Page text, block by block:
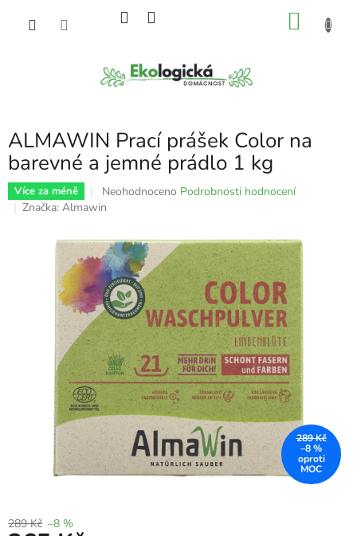
ALMAWIN Prací prášek Color na
barevné a jemné prádlo 1 kg
Více za méně
Průměrné
hodnocení
je
0,0
z
5
hvězdiček.
Neohodnoceno Podrobnosti hodnocení
Značka: Almawin
289 Kč
–8 %
289 Kč –8 %